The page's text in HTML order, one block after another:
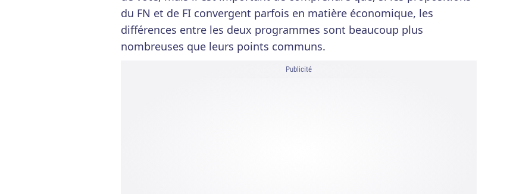
du FN et de FI convergent parfois en matière économique, les
différences entre les deux programmes sont beaucoup plus
nombreuses que leurs points communs.
Publicité